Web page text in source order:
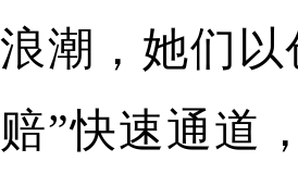
浪潮，她们
赔”快速通道